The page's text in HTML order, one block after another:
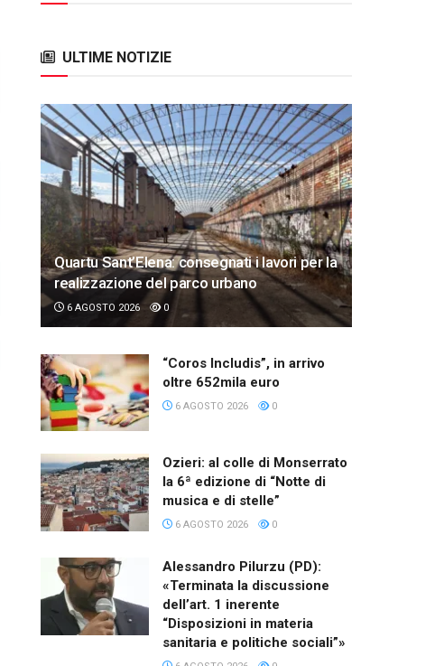
ULTIME NOTIZIE
Quartu Sant’Elena: consegnati i lavori per la
realizzazione del parco urbano
6 AGOSTO 2026 0
“Coros Includis”, in arrivo
oltre 652mila euro
6 AGOSTO 2026 0
Ozieri: al colle di Monserrato
la 6ª edizione di “Notte di
musica e di stelle”
6 AGOSTO 2026 0
Alessandro Pilurzu (PD):
«Terminata la discussione
dell’art. 1 inerente
“Disposizioni in materia
sanitaria e politiche sociali”»